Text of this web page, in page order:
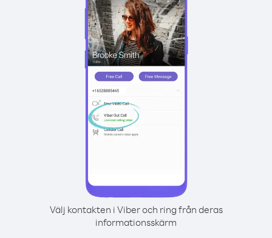
Välj kontakten i Viber och ring från deras
informationsskärm